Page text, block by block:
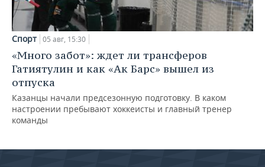
Спорт 05 авг, 15:30
«Много забот»: ждет ли трансферов
Гатиятулин и как «Ак Барс» вышел из
отпуска
Казанцы начали предсезонную подготовку. В каком
настроении пребывают хоккеисты и главный тренер
команды